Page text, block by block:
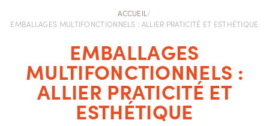
ACCUEIL /
EMBALLAGES MULTIFONCTIONNELS : ALLIER PRATICITÉ ET ESTHÉTIQUE
EMBALLAGES
MULTIFONCTIONNELS :
ALLIER PRATICITÉ ET
ESTHÉTIQUE